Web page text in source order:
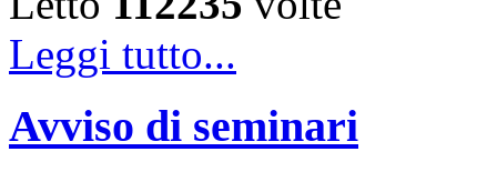
Leggi tutto...
Avviso di seminari